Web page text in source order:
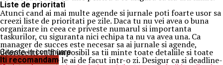
Liste de prioritati
Atunci cand ai mai multe agende si jurnale poti foarte usor sa
creezi liste de prioritati pe zile. Daca tu nu vei avea o buna
organizare in ceea ce priveste numarul si importanta
taskurilor, cu siguranta nici echipa ta nu va avea una. Ca
manager de succes este necesar sa ai jurnale si agende,
deorece iti va fi imposibil sa tii minte toate detaliile si toate
lucrurile pe care le ai de facut intr-o zi. Desigur ca si deadline-
Citeste in continuare
Iti recomandam